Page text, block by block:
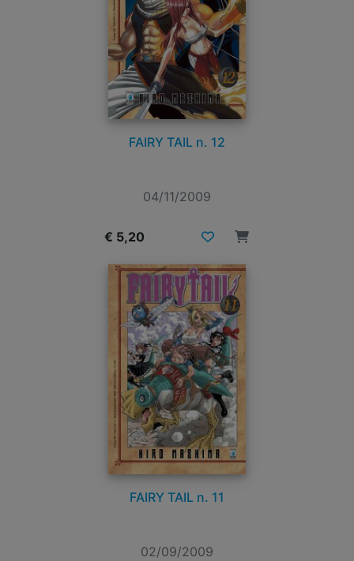
FAIRY TAIL n. 12
04/11/2009
€ 5,20
FAIRY TAIL n. 11
02/09/2009